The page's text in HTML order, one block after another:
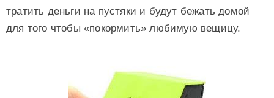
тратить деньги на пустяки и будут бежать домой
для того чтобы «покормить» любимую вещицу.